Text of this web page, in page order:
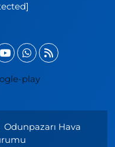
Odunpazarı Hava